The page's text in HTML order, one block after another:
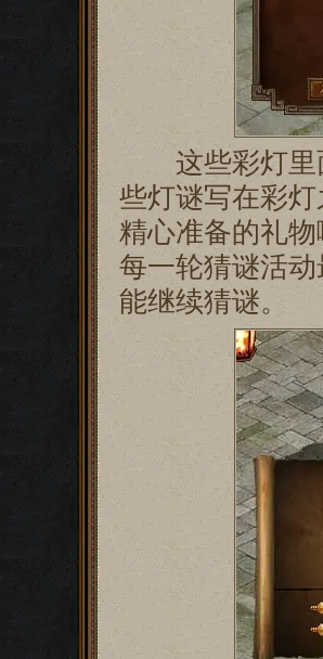
这些彩灯里
些灯谜写在彩
精心准备的礼
每一轮猜谜活
能继续猜谜。